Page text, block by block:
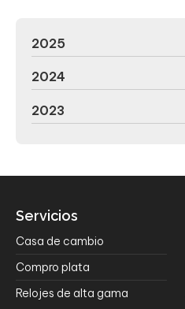
2025
2024
2023
Servicios
Casa de cambio
Compro plata
Relojes de alta gama